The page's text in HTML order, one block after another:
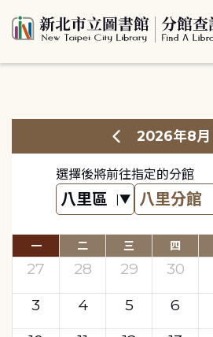
2026年8月
選擇後將前往指定的分館
一 二 三 四
27 28 29 30
3
4 5 6